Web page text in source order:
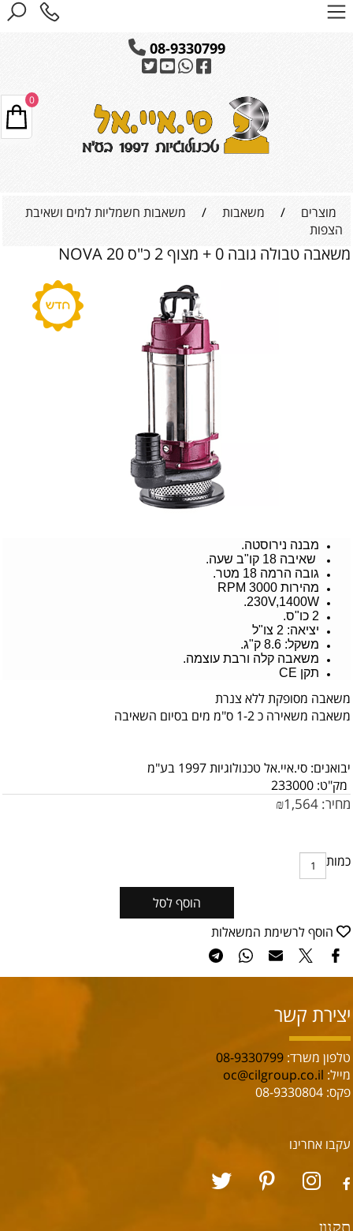
08-9330799
מוצרים / משאבות /
משאבות חשמליות למים ושאיבת
הצפות
משאבה טבולה גובה 0 + מצוף 2 כ"ס NOVA 20
מבנה נירוסטה.
שאיבה 18 קו"ב שעה.
גובה הרמה 18 מטר.
מהירות 3000 RPM
230V,1400W.
2 כו"ס.
יציאה: 2 צו"ל
משקל: 8.6 ק"ג.
משאבה קלה ורבת עוצמה.
תקן CE
משאבה מסופקת ללא צנרת
משאבה משאירה כ 1-2 ס"מ מים בסיום השאיבה
יבואנים: סי.איי.אל טכנולוגיות 1997 בע"מ
מק"ט: 233000
מחיר: ₪1,564
כמות
הוסף לסל
הוסף לרשימת המשאלות
0
יצירת קשר
טלפון משרד: 08-9330799
מייל: oc@cilgroup.co.il
פקס: 08-9330804
עקבו אחרינו
תקנון